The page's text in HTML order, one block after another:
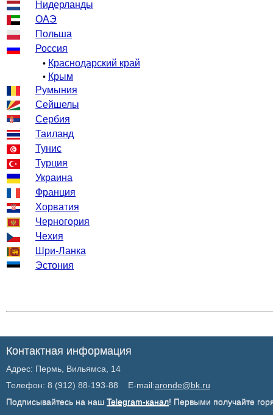
Нидерланды
ОАЭ
Польша
Россия
• Краснодарский край
• Крым
Румыния
Сейшелы
Сербия
Таиланд
Тунис
Турция
Украина
Франция
Хорватия
Черногория
Чехия
Шри-Ланка
Эстония
Контактная информация
Адрес: Пермь, Вильямса, 14
Телефон: 8 (912) 88-193-88 E-mail:aronde@bk.ru
Подписывайтесь на наш Telegram-канал! Первыми получайте